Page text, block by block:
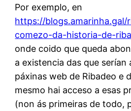
Por exemplo, en
https://
comezo-da-historia-de-
onde coido que queda
a existencia das que serían
páxinas web de Ribadeo e
mesmo hai acceso a esas
(non ás primeiras de todo,